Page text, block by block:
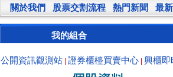
關於我們 股票交割流程 熱門新聞 最
我的組合
公開資訊觀測站 證券櫃檯買賣中心 興櫃即